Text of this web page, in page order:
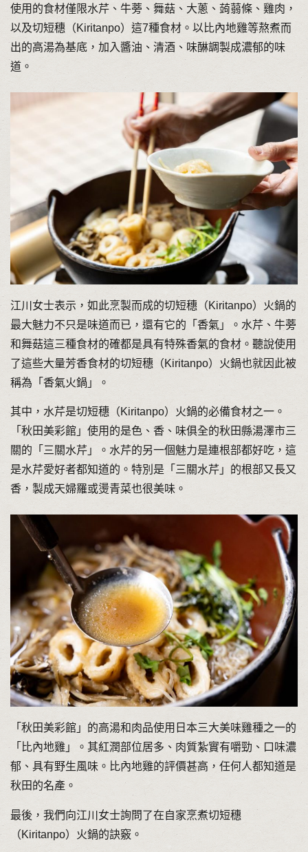
使用的食材僅限水芹、牛蒡、舞菇、大蔥、蒟蒻條、雞肉，
以及切短穗（Kiritanpo）這7種食材。以比內地雞等熬煮而
出的高湯為基底，加入醬油、清酒、味醂調製成濃郁的味
道。
江川女士表示，如此烹製而成的切短穗（Kiritanpo）火鍋的
最大魅力不只是味道而已，還有它的「香氣」。水芹、牛蒡
和舞菇這三種食材的確都是具有特殊香氣的食材。聽說使用
了這些大量芳香食材的切短穗（Kiritanpo）火鍋也就因此被
稱為「香氣火鍋」。
其中，水芹是切短穗（Kiritanpo）火鍋的必備食材之一。
「秋田美彩館」使用的是色、香、味俱全的秋田縣湯澤市三
關的「三關水芹」。水芹的另一個魅力是連根部都好吃，這
是水芹愛好者都知道的。特別是「三關水芹」的根部又長又
香，製成天婦羅或燙青菜也很美味。
「秋田美彩館」的高湯和肉品使用日本三大美味雞種之一的
「比內地雞」。其紅潤部位居多、肉質紮實有嚼勁、口味濃
郁、具有野生風味。比內地雞的評價甚高，任何人都知道是
秋田的名產。
最後，我們向江川女士詢問了在自家烹煮切短穗
（Kiritanpo）火鍋的訣竅。